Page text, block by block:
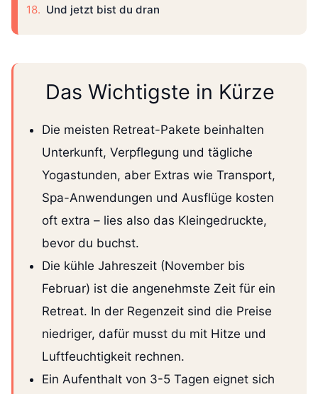
Und jetzt bist du dran
Das Wichtigste in Kürze
Die meisten Retreat-Pakete beinhalten
Unterkunft, Verpflegung und tägliche
Yogastunden, aber Extras wie Transport,
Spa-Anwendungen und Ausflüge kosten
oft extra – lies also das Kleingedruckte,
bevor du buchst.
Die kühle Jahreszeit (November bis
Februar) ist die angenehmste Zeit für ein
Retreat. In der Regenzeit sind die Preise
niedriger, dafür musst du mit Hitze und
Luftfeuchtigkeit rechnen.
Ein Aufenthalt von 3-5 Tagen eignet sich